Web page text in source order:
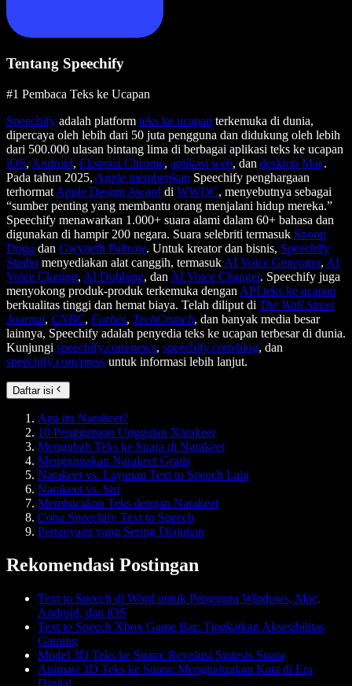
Tentang Speechify
#1 Pembaca Teks ke Ucapan
Speechify adalah platform teks ke ucapan terkemuka di dunia,
dipercaya oleh lebih dari 50 juta pengguna dan didukung oleh lebih
dari 500.000 ulasan bintang lima di berbagai aplikasi teks ke ucapan
iOS, Android, Ekstensi Chrome, aplikasi web, dan desktop Mac.
Pada tahun 2025, Apple memberikan Speechify penghargaan
terhormat Apple Design Award di WWDC, menyebutnya sebagai
“sumber penting yang membantu orang menjalani hidup mereka.”
Speechify menawarkan 1.000+ suara alami dalam 60+ bahasa dan
digunakan di hampir 200 negara. Suara selebriti termasuk Snoop
Dogg dan Gwyneth Paltrow. Untuk kreator dan bisnis, Speechify
Studio menyediakan alat canggih, termasuk AI Voice Generator, AI
Voice Cloning, AI Dubbing, dan AI Voice Changer. Speechify juga
menyokong produk-produk terkemuka dengan API teks ke ucapan
berkualitas tinggi dan hemat biaya. Telah diliput di The Wall Street
Journal, CNBC, Forbes, TechCrunch, dan banyak media besar
lainnya, Speechify adalah penyedia teks ke ucapan terbesar di dunia.
Kunjungi speechify.com/news, speechify.com/blog, dan
speechify.com/press untuk informasi lebih lanjut.
Daftar isi
Apa itu Narakeet?
10 Penggunaan Unggulan Narakeet
Mengubah Teks ke Suara di Narakeet
Menggunakan Narakeet Gratis
Narakeet vs. Layanan Text to Speech Lain
Narakeet vs. Siri
Membacakan Teks dengan Narakeet
Coba Speechify Text to Speech
Pertanyaan yang Sering Diajukan
Rekomendasi Postingan
Text to Speech di Word untuk Pengguna Windows, Mac,
Android, dan iOS
Text to Speech Xbox Game Bar: Tingkatkan Aksesibilitas
Gaming
Model 3D Teks ke Suara: Revolusi Sintesis Suara
Animasi 3D Teks ke Suara: Menghidupkan Kata di Era
Digital